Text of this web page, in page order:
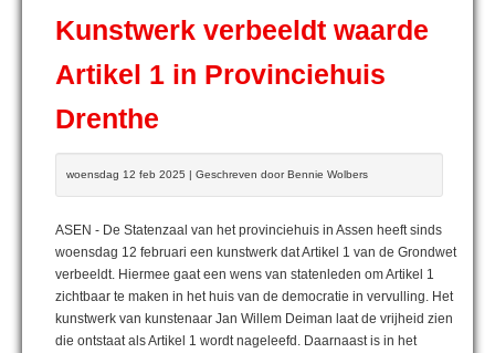
Kunstwerk verbeeldt waarde
Artikel 1 in Provinciehuis
Drenthe
woensdag 12 feb 2025 | Geschreven door Bennie Wolbers
ASEN - De Statenzaal van het provinciehuis in Assen heeft sinds
woensdag 12 februari een kunstwerk dat Artikel 1 van de Grondwet
verbeeldt. Hiermee gaat een wens van statenleden om Artikel 1
zichtbaar te maken in het huis van de democratie in vervulling. Het
kunstwerk van kunstenaar Jan Willem Deiman laat de vrijheid zien
die ontstaat als Artikel 1 wordt nageleefd. Daarnaast is in het